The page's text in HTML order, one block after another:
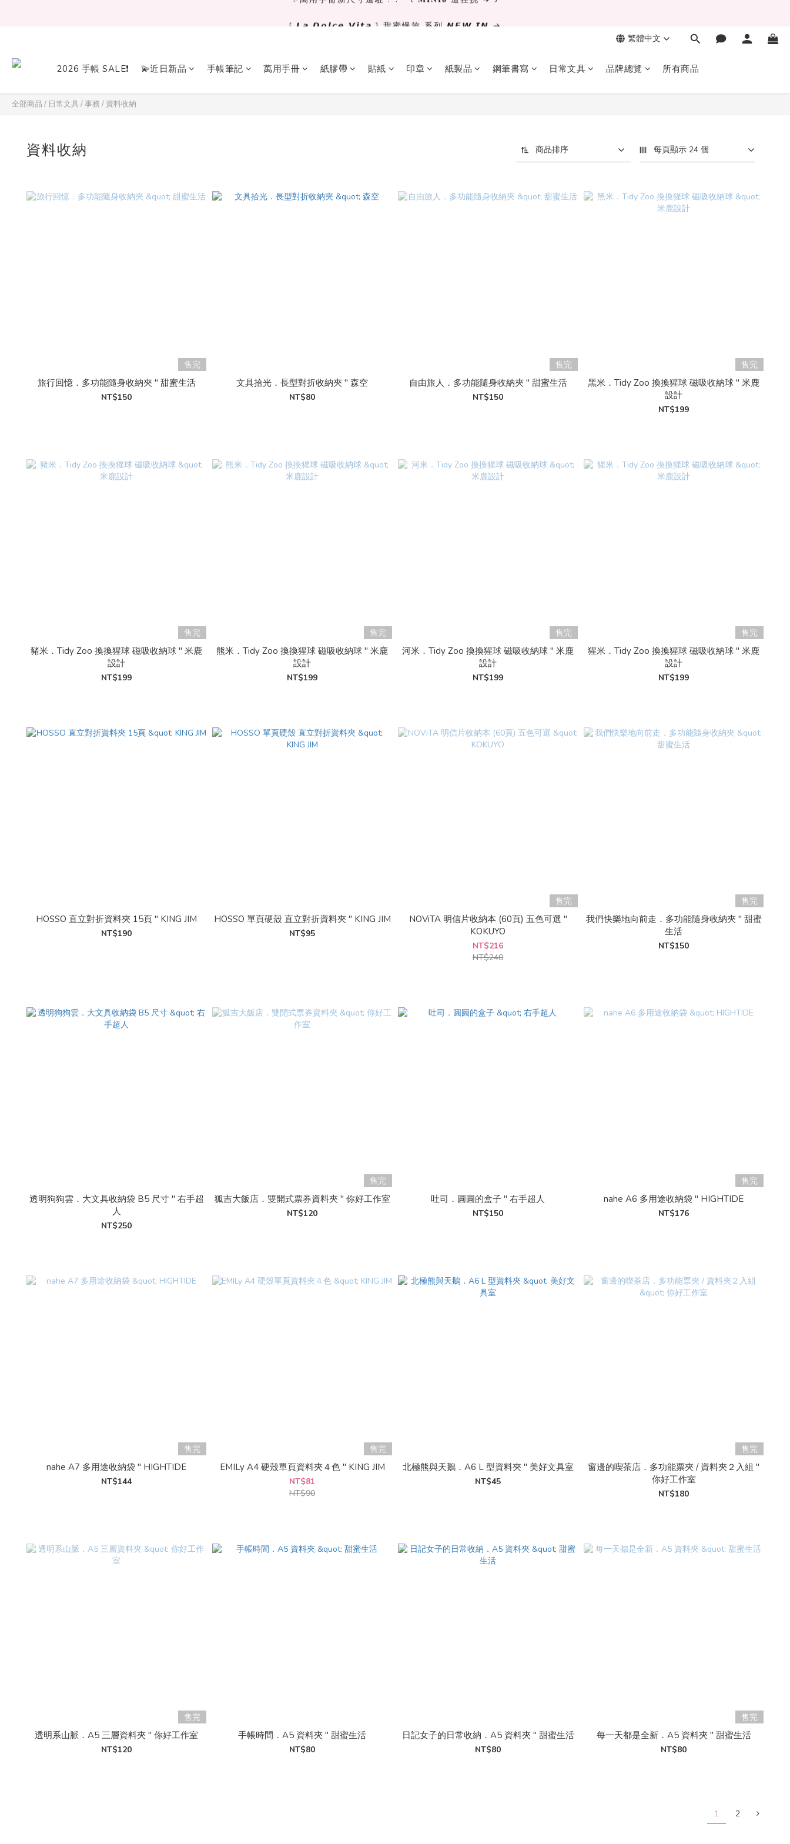
✨萬用手冊新尺寸進駐 .ᐟ.ᐟ  ꒰ 𝐌𝐈𝐍𝐈𝟔 這裡挑 ➜ ꒱
繁體中文
2026 手帳 SALE❗ 💫近日新品 手帳筆記 萬用手冊 紙膠帶 貼紙 印章 紙製品 鋼筆書寫 日常文具 品牌總覽 所有商品
全部商品 / 日常文具 /事務 / 資料收納
資料收納 商品排序 每頁顯示 24 個
售完
旅行回憶．多功能隨身收納夾 " 甜蜜生活
NT$150
文具拾光．長型對折收納夾 " 森空
NT$80
售完
自由旅人．多功能隨身收納夾 " 甜蜜生活
NT$150
售完
黑米．Tidy Zoo 換換猩球 磁吸收納球 " 米鹿
設計
NT$199
售完
豬米．Tidy Zoo 換換猩球 磁吸收納球 " 米鹿
設計
NT$199
售完
熊米．Tidy Zoo 換換猩球 磁吸收納球 " 米鹿
設計
NT$199
售完
河米．Tidy Zoo 換換猩球 磁吸收納球 " 米鹿
設計
NT$199
售完
猩米．Tidy Zoo 換換猩球 磁吸收納球 " 米鹿
設計
NT$199
HOSSO 直立對折資料夾 15頁 " KING JIM
NT$190
HOSSO 單頁硬殼 直立對折資料夾 " KING JIM
NT$95
售完
NOViTA 明信片收納本 (60頁) 五色可選 "
KOKUYO
NT$216
NT$240
售完
我們快樂地向前走．多功能隨身收納夾 " 甜蜜
生活
NT$150
透明狗狗雲．大文具收納袋 B5 尺寸 " 右手超
人
NT$250
售完
狐吉大飯店．雙開式票券資料夾 " 你好工作室
NT$120
吐司．圓圓的盒子 " 右手超人
NT$150
售完
nahe A6 多用途收納袋 " HIGHTIDE
NT$176
售完
nahe A7 多用途收納袋 " HIGHTIDE
NT$144
售完
EMILy A4 硬殼單頁資料夾４色 " KING JIM
NT$81
NT$90
北極熊與天鵝．A6 L 型資料夾 " 美好文具室
NT$45
售完
窗邊的喫茶店．多功能票夾 / 資料夾２入組 "
你好工作室
NT$180
售完
透明系山脈．A5 三層資料夾 " 你好工作室
NT$120
手帳時間．A5 資料夾 " 甜蜜生活
NT$80
日記女子的日常收納．A5 資料夾 " 甜蜜生活
NT$80
售完
每一天都是全新．A5 資料夾 " 甜蜜生活
NT$80
1 2